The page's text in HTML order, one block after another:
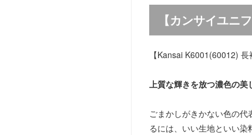
【カンサイユニ
【Kansai K6001(60012) 長
上質な輝きを放つ濃色の美
ごまかしがきかない色の
るには、いい生地といい